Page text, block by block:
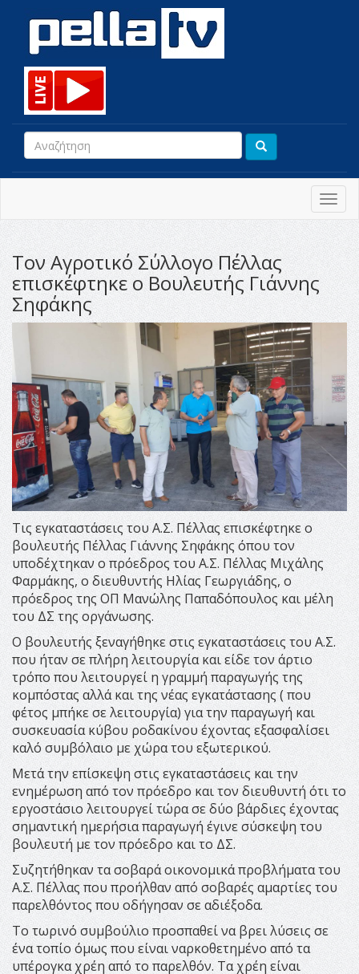
Τον Αγροτικό Σύλλογο Πέλλας
επισκέφτηκε ο Βουλευτής Γιάννης
Σηφάκης
Τις εγκαταστάσεις του Α.Σ. Πέλλας επισκέφτηκε ο
βουλευτής Πέλλας Γιάννης Σηφάκης όπου τον
υποδέχτηκαν ο πρόεδρος του Α.Σ. Πέλλας Μιχάλης
Φαρμάκης, ο διευθυντής Ηλίας Γεωργιάδης, ο
πρόεδρος της ΟΠ Μανώλης Παπαδόπουλος και μέλη
του ΔΣ της οργάνωσης.
Ο βουλευτής ξεναγήθηκε στις εγκαταστάσεις του Α.Σ.
που ήταν σε πλήρη λειτουργία και είδε τον άρτιο
τρόπο που λειτουργεί η γραμμή παραγωγής της
κομπόστας αλλά και της νέας εγκατάστασης ( που
φέτος μπήκε σε λειτουργία) για την παραγωγή και
συσκευασία κύβου ροδακίνου έχοντας εξασφαλίσει
καλό συμβόλαιο με χώρα του εξωτερικού.
Μετά την επίσκεψη στις εγκαταστάσεις και την
ενημέρωση από τον πρόεδρο και τον διευθυντή ότι το
εργοστάσιο λειτουργεί τώρα σε δύο βάρδιες έχοντας
σημαντική ημερήσια παραγωγή έγινε σύσκεψη του
βουλευτή με τον πρόεδρο και το ΔΣ.
Συζητήθηκαν τα σοβαρά οικονομικά προβλήματα του
Α.Σ. Πέλλας που προήλθαν από σοβαρές αμαρτίες του
παρελθόντος που οδήγησαν σε αδιέξοδα.
Το τωρινό συμβούλιο προσπαθεί να βρει λύσεις σε
ένα τοπίο όμως που είναι ναρκοθετημένο από τα
υπέρογκα χρέη από το παρελθόν. Τα χρέη είναι